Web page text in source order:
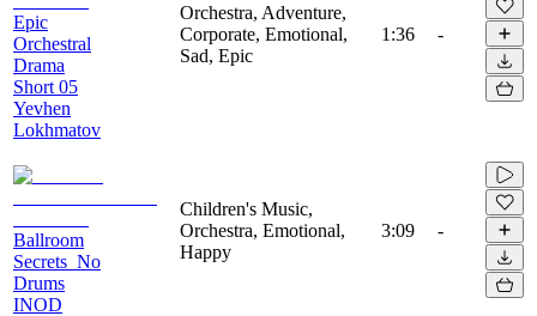
Epic
Orchestral
Drama
Short 05
Yevhen
Lokhmatov
Orchestra, Adventure,
Corporate, Emotional,
Sad, Epic
1:36 -
Ballroom
Secrets_No
Drums
INOD
Children's Music,
Orchestra, Emotional,
Happy
3:09 -